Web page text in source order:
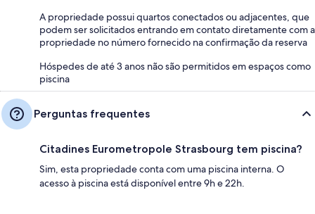
A propriedade possui quartos conectados ou adjacentes, que
podem ser solicitados entrando em contato diretamente com a
propriedade no número fornecido na confirmação da reserva
Hóspedes de até 3 anos não são permitidos em espaços como
piscina
Perguntas frequentes
Citadines Eurometropole Strasbourg tem piscina?
Sim, esta propriedade conta com uma piscina interna. O
acesso à piscina está disponível entre 9h e 22h.